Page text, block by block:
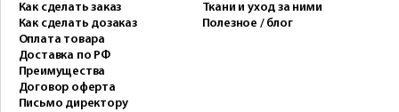
Как сделать заказ
Как сделать дозаказ
Оплата товара
Доставка по РФ
Преимущества
Договор оферта
Письмо директору
Ткани и уход за ними
Полезное / блог